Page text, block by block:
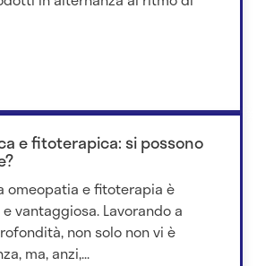
stretta collaborazione con il
Peritnatale della
Minoli realizza uno studio
della Maturazione
utero con fluorescenza
nel testo “Attualità
Ginecologica e Medicina
Atti del Congresso Nazionale di
1991.
e fitoterapica: si possono
omeopatia e fitoterapia è
vantaggiosa. Lavorando a
non solo non vi è
ma, anzi,...